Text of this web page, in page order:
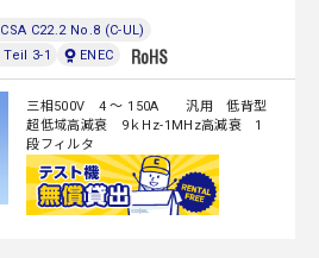
CSA C22.2 No.8 (C-UL)
Teil 3-1
ENEC
三相500V 4 ～ 150A 汎用 低背型
超低域高減衰 9ｋHz-1MHz高減衰 1
段フィルタ